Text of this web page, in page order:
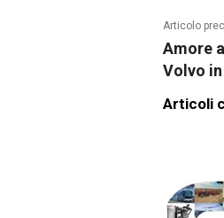
Articolo
Amore
Volvo
Articoli